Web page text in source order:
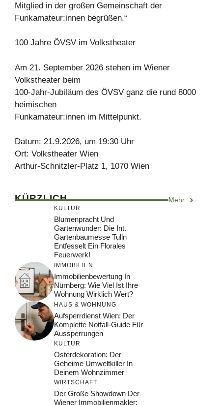
Mitglied in der großen Gemeinschaft der
Funkamateur:innen begrüßen.“
100 Jahre ÖVSV im Volkstheater
Am 21. September 2026 stehen im Wiener
Volkstheater beim
100-Jahr-Jubiläum des ÖVSV ganz die rund 8000
heimischen
Funkamateur:innen im Mittelpunkt.
Datum: 21.9.2026, um 19:30 Uhr
Ort: Volkstheater Wien
Arthur-Schnitzler-Platz 1, 1070 Wien
KÜRZLICH Mehr
KULTUR
Blumenpracht Und
Gartenwunder: Die Int.
Gartenbaumesse Tulln
Entfesselt Ein Florales
Feuerwerk!
IMMOBILIEN
Immobilienbewertung In
Nürnberg: Wie Viel Ist Ihre
Wohnung Wirklich Wert?
HAUS & WOHNUNG
Aufsperrdienst Wien: Der
Komplette Notfall-Guide Für
Aussperrungen
KULTUR
Osterdekoration: Der
Geheime Umweltkiller In
Deinem Wohnzimmer
WIRTSCHAFT
Der Große Showdown Der
Wiener Immobilienmakler: